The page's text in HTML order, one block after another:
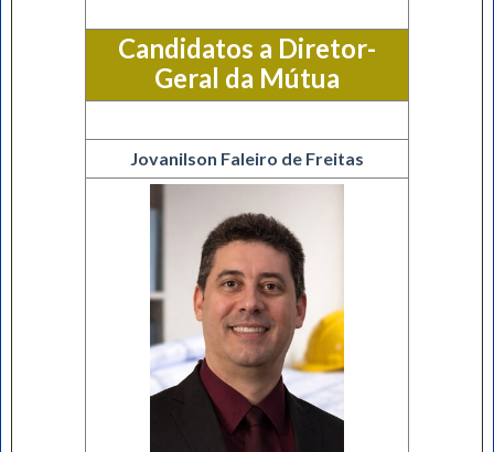
Candidatos a Diretor-
Geral da Mútua
Jovanilson Faleiro de Freitas